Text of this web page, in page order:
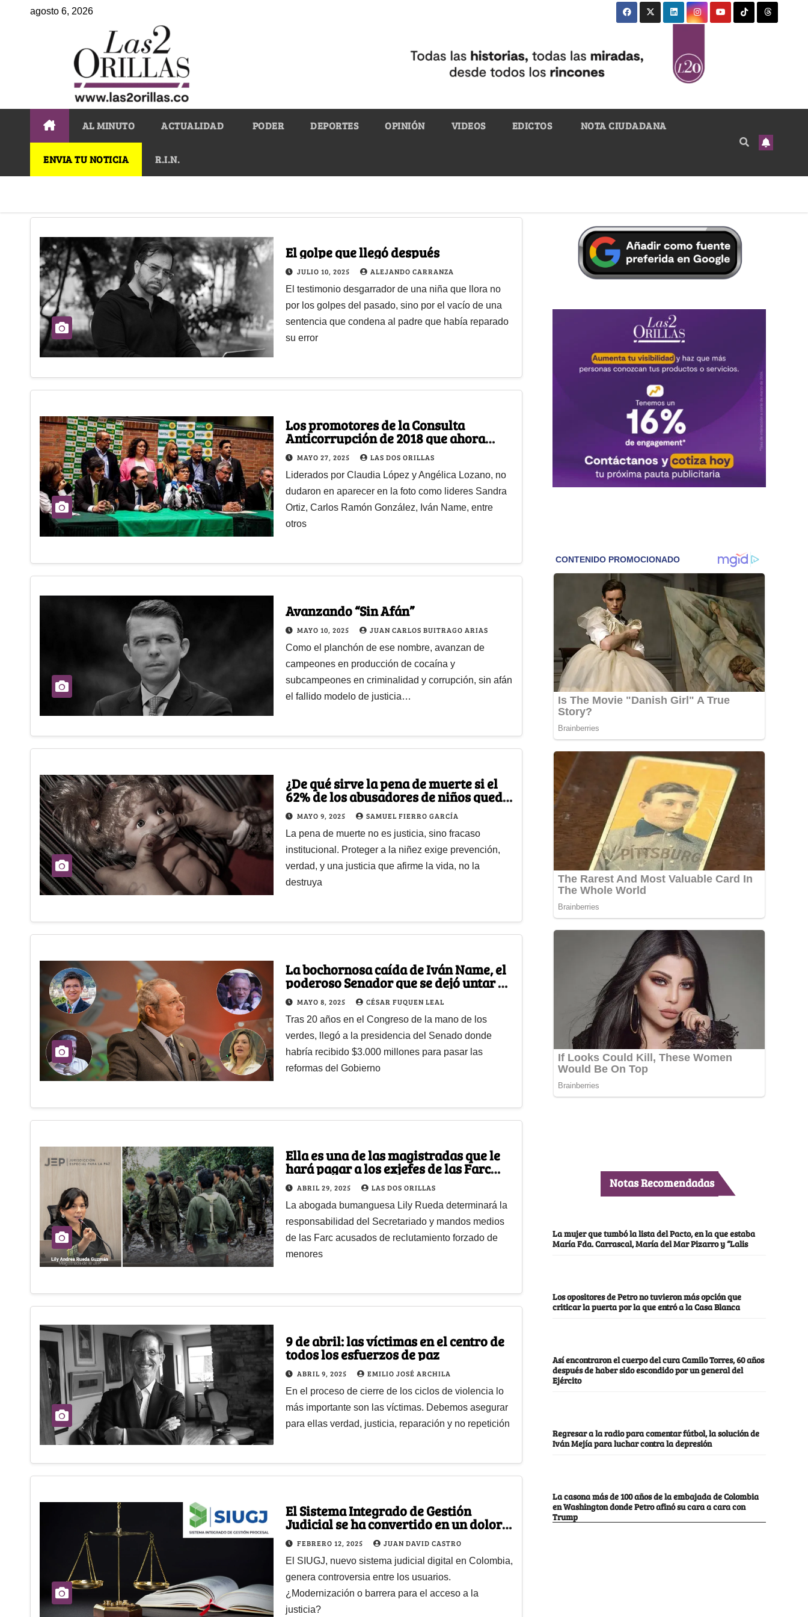
agosto 6, 2026
AL MINUTO ACTUALIDAD PODER DEPORTES OPINIÓN VIDEOS EDICTOS NOTA CIUDADANA
ENVIA TU NOTICIA R.I.N.
El golpe que llegó después
JULIO 10, 2025 ALEJANDO CARRANZA
El testimonio desgarrador de una niña que llora no
por los golpes del pasado, sino por el vacío de una
sentencia que condena al padre que había reparado
su error
Los promotores de la Consulta
Anticorrupción de 2018 que ahora
están enredados con la justicia
MAYO 27, 2025 LAS DOS ORILLAS
Liderados por Claudia López y Angélica Lozano, no
dudaron en aparecer en la foto como lideres Sandra
Ortiz, Carlos Ramón González, Iván Name, entre
otros
Avanzando “Sin Afán”
MAYO 10, 2025 JUAN CARLOS BUITRAGO ARIAS
Como el planchón de ese nombre, avanzan de
campeones en producción de cocaína y
subcampeones en criminalidad y corrupción, sin afán
el fallido modelo de justicia…
¿De qué sirve la pena de muerte si el
62% de los abusadores de niños queda
libre?
MAYO 9, 2025 SAMUEL FIERRO GARCÍA
La pena de muerte no es justicia, sino fracaso
institucional. Proteger a la niñez exige prevención,
verdad, y una justicia que afirme la vida, no la
destruya
La bochornosa caída de Iván Name, el
poderoso Senador que se dejó untar de
la corrupción de la Ungrd
MAYO 8, 2025 CÉSAR FUQUEN LEAL
Tras 20 años en el Congreso de la mano de los
verdes, llegó a la presidencia del Senado donde
habría recibido $3.000 millones para pasar las
reformas del Gobierno
Ella es una de las magistradas que le
hará pagar a los exjefes de las Farc
usar niños en la guerra
ABRIL 29, 2025 LAS DOS ORILLAS
La abogada bumanguesa Lily Rueda determinará la
responsabilidad del Secretariado y mandos medios
de las Farc acusados de reclutamiento forzado de
menores
9 de abril: las víctimas en el centro de
todos los esfuerzos de paz
ABRIL 9, 2025 EMILIO JOSÉ ARCHILA
En el proceso de cierre de los ciclos de violencia lo
más importante son las víctimas. Debemos asegurar
para ellas verdad, justicia, reparación y no repetición
El Sistema Integrado de Gestión
Judicial se ha convertido en un dolor
de cabeza para los ciudadanos
FEBRERO 12, 2025 JUAN DAVID CASTRO
El SIUGJ, nuevo sistema judicial digital en Colombia,
genera controversia entre los usuarios.
¿Modernización o barrera para el acceso a la
justicia?
Notas Recomendadas
La mujer que tumbó la lista del Pacto, en la que estaba
María Fda. Carrascal, María del Mar Pizarro y “Lalis
Los opositores de Petro no tuvieron más opción que
criticar la puerta por la que entró a la Casa Blanca
Así encontraron el cuerpo del cura Camilo Torres, 60 años
después de haber sido escondido por un general del
Ejército
Regresar a la radio para comentar fútbol, la solución de
Iván Mejía para luchar contra la depresión
La casona más de 100 años de la embajada de Colombia
en Washington donde Petro afinó su cara a cara con
Trump